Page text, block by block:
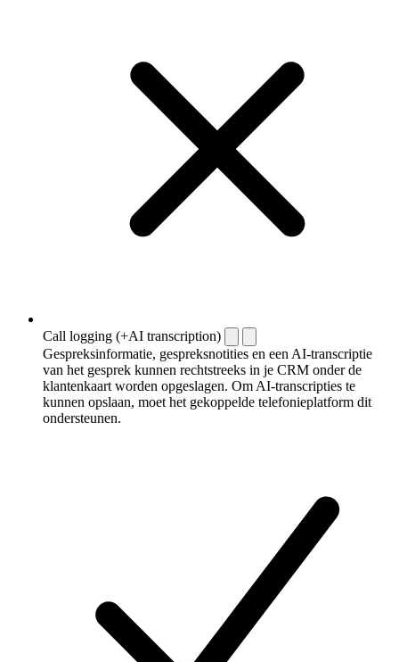
Call logging (+AI transcription)
Gespreksinformatie, gespreksnotities en een AI-transcriptie
van het gesprek kunnen rechtstreeks in je CRM onder de
klantenkaart worden opgeslagen. Om AI-transcripties te
kunnen opslaan, moet het gekoppelde telefonieplatform dit
ondersteunen.